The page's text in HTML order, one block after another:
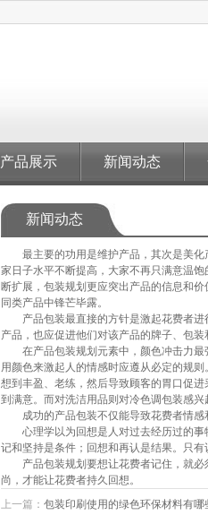
产品展示 新闻动态
新闻动态
最主要的功用是维护产品，其次是美化
家日子水平不断提高，大家不再只满意温
断扩展，包装规划更应突出产品的信息和
同类产品中锋芒毕露。
产品包装最直接的方针是激起花费者进
产品，也应促进他们对该产品的牌子、包装
在产品包装规划元素中，颜色冲击力最
用颜色来激起人的情感时应遵从必定的规
想到丰盈、老练，然后导致顾客的胃口促
到满意。而对洗洁用品则对冷色调包装感
成功的产品包装不仅能导致花费者情感
心理学以为回想是人对过去经历过的事
记和坚持是条件；回想和再认是结果。只有
产品包装规划要想让花费者记住，就必
尚，才能让花费者持久回想。
上一篇： 包装印刷使用的绿色环保材料有哪